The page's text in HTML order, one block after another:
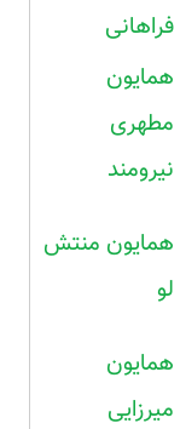
فراهانی
همایون
مطهری
نیرومند
همایون منتش
لو
همایون
میرزایی